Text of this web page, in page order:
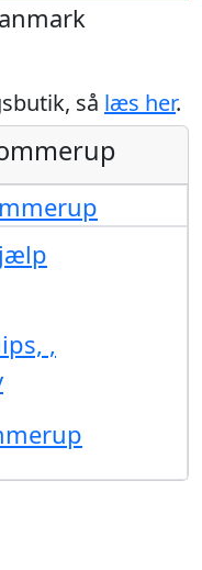
så læs her.
,